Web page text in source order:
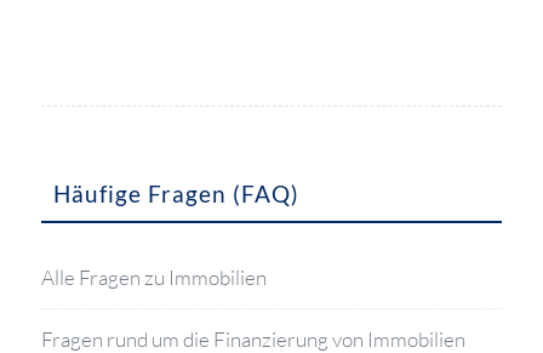
Häufige Fragen (FAQ)
Alle Fragen zu Immobilien
Fragen rund um die Finanzierung von Immobilien